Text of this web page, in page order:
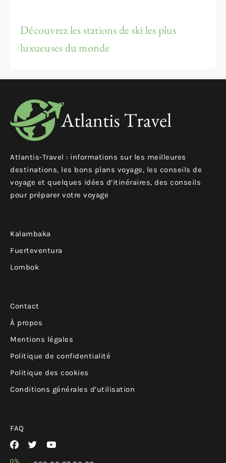
Découvrez les stations de ski les plus
luxueuses du monde
Atlantis-Travel : informations sur les meilleures
destinations, les bons plans voyage, les conseils de
voyage et quelques idées d’itinéraires, des conseils
pour préparer votre voyage
Kalambaka
Fuerteventura
Lombok
Contact
À propos
Mentions légales
Politique de confidentialité
Politique des cookies
Conditions générales d’utilisation
FAQ